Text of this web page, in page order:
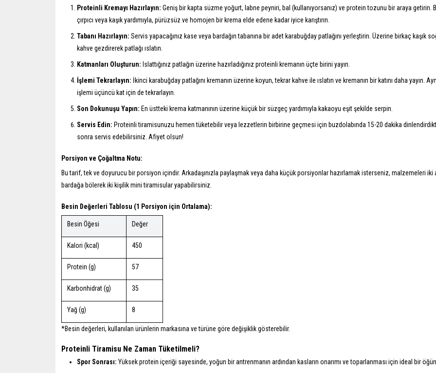
Proteinli Kremayı Hazırlayın: Geniş bir kapta süzme yoğurt, labne peyniri, bal (kullanıyorsanız) ve protein tozunu bir araya getirin.
çırpıcı veya kaşık yardımıyla, pürüzsüz ve homojen bir krema elde edene kadar iyice karıştırın.
Tabanı Hazırlayın: Servis yapacağınız kase veya bardağın tabanına bir adet karabuğday patlağını yerleştirin. Üzerine birkaç kaşık
kahve gezdirerek patlağı ıslatın.
Katmanları Oluşturun: Islattığınız patlağın üzerine hazırladığınız proteinli kremanın üçte birini yayın.
İşlemi Tekrarlayın: İkinci karabuğday patlağını kremanın üzerine koyun, tekrar kahve ile ıslatın ve kremanın bir katını daha yayın.
işlemi üçüncü kat için de tekrarlayın.
Son Dokunuşu Yapın: En üstteki krema katmanının üzerine küçük bir süzgeç yardımıyla kakaoyu eşit şekilde serpin.
Servis Edin: Proteinli tiramisunuzu hemen tüketebilir veya lezzetlerin birbirine geçmesi için buzdolabında 15-20 dakika
sonra servis edebilirsiniz. Afiyet olsun!
Porsiyon ve Çoğaltma Notu:
Bu tarif, tek ve doyurucu bir porsiyon içindir. Arkadaşınızla paylaşmak veya daha küçük porsiyonlar hazırlamak isterseniz, malzemeleri iki
bardağa bölerek iki kişilik mini tiramisular yapabilirsiniz.
Besin Değerleri Tablosu (1 Porsiyon için Ortalama):
Besin Öğesi Değer
Kalori (kcal) 450
Protein (g) 57
Karbonhidrat (g) 35
Yağ (g) 8
*Besin değerleri, kullanılan ürünlerin markasına ve türüne göre değişiklik gösterebilir.
Proteinli Tiramisu Ne Zaman Tüketilmeli?
Spor Sonrası: Yüksek protein içeriği sayesinde, yoğun bir antrenmanın ardından kasların onarımı ve toparlanması için ideal bir